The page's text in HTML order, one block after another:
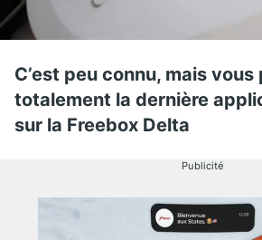
C’est peu connu, mais
totalement la dernière
sur la Freebox Delta
Publicité